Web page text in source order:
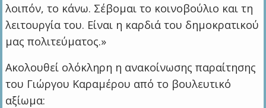
λοιπόν, το κάνω. Σέβομαι το κοινοβούλιο και τη
λειτουργία του. Είναι η καρδιά του δημοκρατικού
μας πολιτεύματος.»
Ακολουθεί ολόκληρη η ανακοίνωσης παραίτησης
του Γιώργου Καραμέρου από το βουλευτικό
αξίωμα: